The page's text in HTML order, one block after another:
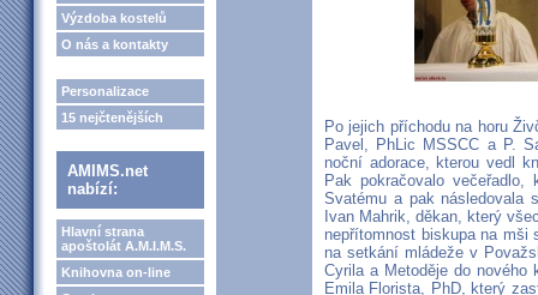
Výzdoba kostelů
O nás a kontakty
Personalizace
15 nejčtenějších
AMIMS.net
nabízí:
Hlavní strana
apoštolát A.M.I.M.S.
Knihovna on-line
Po jejich příchodu na horu
Pavel, PhLic MSSCC a P.
noční adorace, kterou vedl
Pak pokračovalo
Svatému a pak následovala
Ivan Mahrik, děkan, který
nepřítomnost biskupa na mši
na setkání mládeže v
Cyrila a Metoděje do nového
Emila Florista, PhD, který